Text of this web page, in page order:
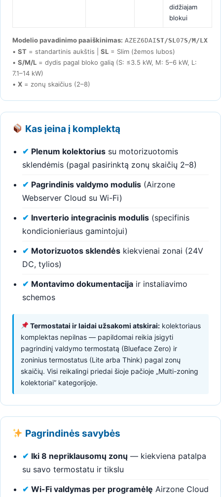
didžiajam
blokui
Modelio pavadinimo paaiškinimas: AZEZ6DAIST/SL07S/M/LX
• ST = standartinis aukštis | SL = Slim (žemos lubos)
• S/M/L = dydis pagal bloko galią (S: ≤3.5 kW, M: 5–6 kW, L:
7.1–14 kW)
• X = zonų skaičius (2–8)
Kas įeina į komplektą
✔ Plenum kolektorius su motorizuotomis
sklendėmis (pagal pasirinktą zonų skaičių 2–8)
✔ Pagrindinis valdymo modulis (Airzone
Webserver Cloud su Wi-Fi)
✔ Inverterio integracinis modulis (specifinis
kondicionieriaus gamintojui)
✔ Motorizuotos sklendės kiekvienai zonai (24V
DC, tylios)
✔ Montavimo dokumentacija ir instaliavimo
schemos
Termostatai ir laidai užsakomi atskirai:kolektoriaus
komplektas nepilnas — papildomai reikia įsigyti
pagrindinį valdymo termostatą (Blueface Zero) ir
zoninius termostatus (Lite arba Think) pagal zonų
skaičių. Visi reikalingi priedai šioje pačioje „Multi-zoning
kolektoriai” kategorijoje.
Pagrindinės savybės
✔ Iki 8 nepriklausomų zonų — kiekviena patalpa
su savo termostatu ir tikslu
✔ Wi-Fi valdymas per programėlę Airzone Cloud